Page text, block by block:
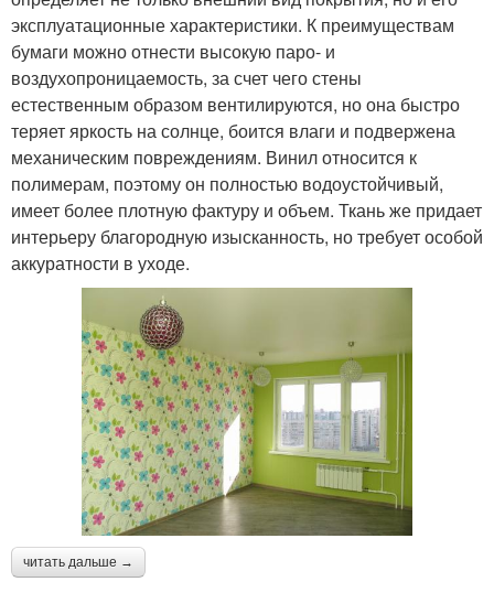
эксплуатационные характеристики. К преимуществам
бумаги можно отнести высокую паро- и
воздухопроницаемость, за счет чего стены
естественным образом вентилируются, но она быстро
теряет яркость на солнце, боится влаги и подвержена
механическим повреждениям. Винил относится к
полимерам, поэтому он полностью водоустойчивый,
имеет более плотную фактуру и объем. Ткань же придает
интерьеру благородную изысканность, но требует особой
аккуратности в уходе.
читать дальше →